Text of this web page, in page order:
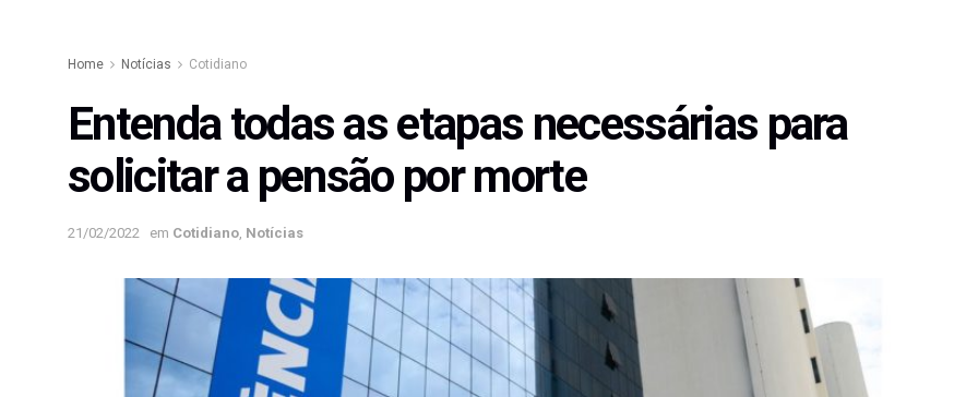
Home Notícias Cotidiano
Entenda todas as etapas necessárias para
solicitar a pensão por morte
21/02/2022 em Cotidiano Notícias